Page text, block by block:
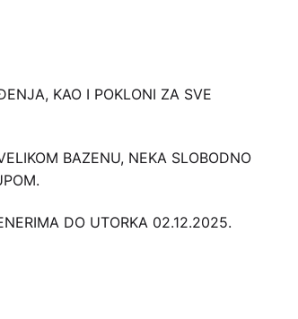
KAO I POKLONI ZA SVE
BAZENU, NEKA SLOBODNO
DO UTORKA 02.12.2025.